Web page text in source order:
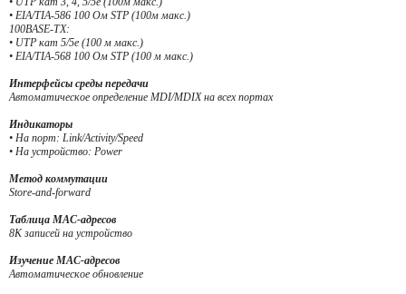
• EIA/TIA-586 100 Ом STP (100м макс.)
100BASE-TX:
• UTP кат 5/5e (100 м макс.)
• EIA/TIA-568 100 Ом STP (100 м макс.)
Интерфейсы среды передачи
Автоматическое определение MDI/MDIX на всех портах
Индикаторы
• На порт: Link/Activity/Speed
• На устройство: Power
Метод коммутации
Store-and-forward
Таблица MAC-адресов
8K записей на устройство
Изучение MAC-адресов
Автоматическое обновление